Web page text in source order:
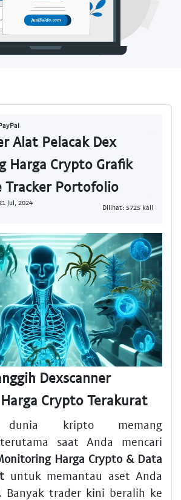
Alat Pelacak Dex
Harga Crypto Grafik
Tracker Portofolio
Jul, 2024
Dilihat: 5725 kali
Dexscanner
Crypto Terakurat
dunia kripto memang
saat Anda mencari
Harga Crypto & Data
untuk memantau aset Anda
Banyak trader kini beralih ke